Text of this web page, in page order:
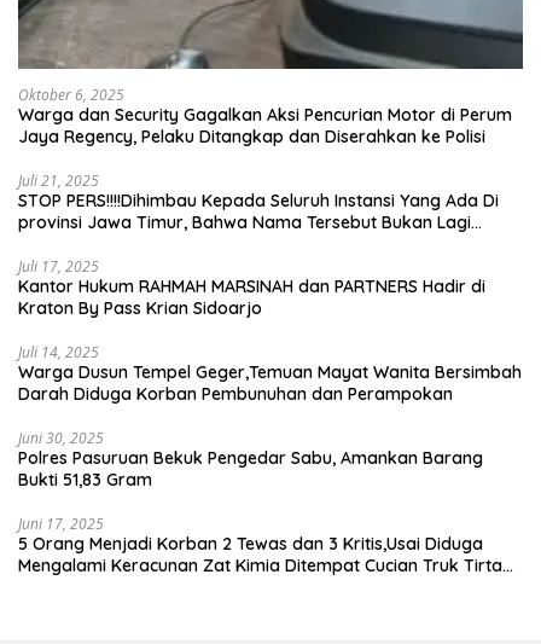
Oktober 6, 2025
Warga dan Security Gagalkan Aksi Pencurian Motor di Perum
Jaya Regency, Pelaku Ditangkap dan Diserahkan ke Polisi
Juli 21, 2025
STOP PERS!!!!Dihimbau Kepada Seluruh Instansi Yang Ada Di
provinsi Jawa Timur, Bahwa Nama Tersebut Bukan Lagi
Juli 17, 2025
Kantor Hukum RAHMAH MARSINAH dan PARTNERS Hadir di
Kraton By Pass Krian Sidoarjo
Juli 14, 2025
Warga Dusun Tempel Geger,Temuan Mayat Wanita Bersimbah
Darah Diduga Korban Pembunuhan dan Perampokan
Juni 30, 2025
Polres Pasuruan Bekuk Pengedar Sabu, Amankan Barang
Bukti 51,83 Gram
Juni 17, 2025
5 Orang Menjadi Korban 2 Tewas dan 3 Kritis,Usai Diduga
Mengalami Keracunan Zat Kimia Ditempat Cucian Truk Tirta